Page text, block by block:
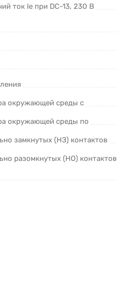
ток Ie при DC-13, 230 В
окружающей среды с
окружающей среды по
замкнутых (НЗ) контактов
разомкнутых (НО) контактов